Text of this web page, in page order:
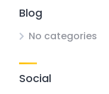
Blog
No categories
Social